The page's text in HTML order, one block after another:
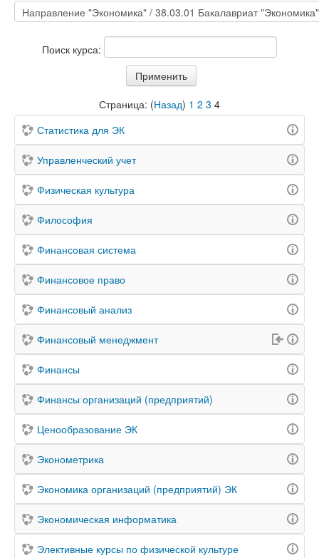
Поиск курса:
Страница: (Назад) 1 2 3 4
Статистика для ЭК
Управленческий учет
Физическая культура
Философия
Финансовая система
Финансовое право
Финансовый анализ
Финансовый менеджмент
Финансы
Финансы организаций (предприятий)
Ценообразование ЭК
Эконометрика
Экономика организаций (предприятий) ЭК
Экономическая информатика
Элективные курсы по физической культуре